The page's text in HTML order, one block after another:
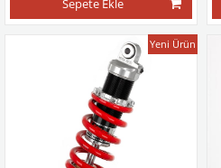
Sepete Ekle
Yeni Ürün